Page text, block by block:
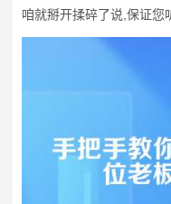
咱就掰开揉碎了说,保证您